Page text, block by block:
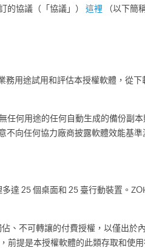
的協議（「協議」） 這裡
（以下簡
用途試用和評估本授權軟體，從下
何用途的任何自動生成的備份副
不向任何協力廠商披露軟體效能基準
達 25 個桌面和 25 臺行動裝置。
、不可轉讓的付費授權，以僅出於
提是本授權軟體的此類存取和使